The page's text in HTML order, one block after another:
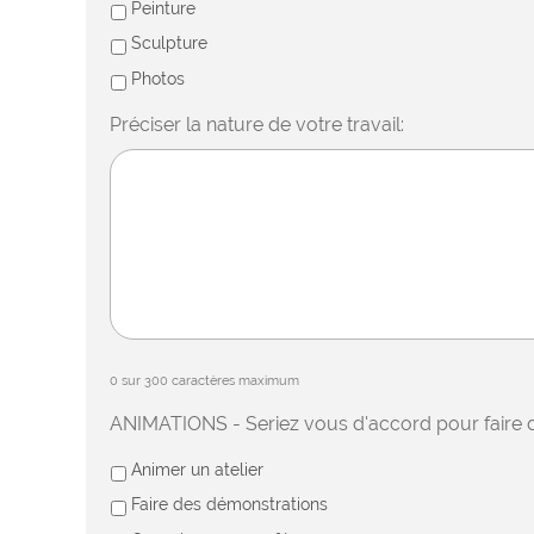
Peinture
Sculpture
Photos
Préciser la nature de votre travail:
0 sur 300 caractères maximum
ANIMATIONS - Seriez vous d'accord pour faire
Animer un atelier
Faire des démonstrations